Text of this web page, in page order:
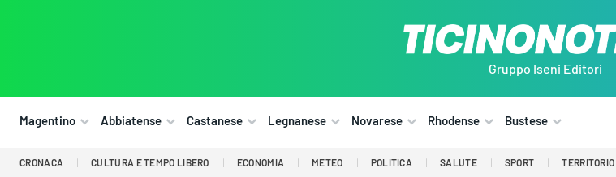
Gruppo Iseni Editori
Magentino Abbiatense Castanese Legnanese Novarese Rhodense Bustese
CRONACA CULTURA E TEMPO LIBERO ECONOMIA METEO POLITICA SALUTE SPORT TERRITORIO